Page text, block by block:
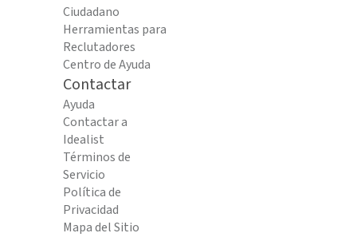
Ciudadano
Herramientas para
Reclutadores
Centro de Ayuda
Contactar
Ayuda
Contactar a
Idealist
Términos de
Servicio
Política de
Privacidad
Mapa del Sitio